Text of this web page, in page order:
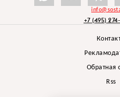
+7 (495)
Обратная
Rss